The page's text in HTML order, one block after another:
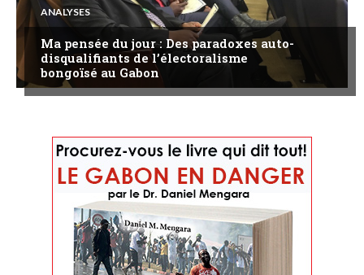
ANALYSES
Ma pensée du jour : Des paradoxes auto-
disqualifiants de l’électoralisme
bongoïsé au Gabon